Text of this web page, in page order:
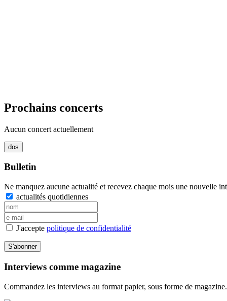
Prochains concerts
Aucun concert actuellement
Bulletin
Ne manquez aucune actualité et recevez chaque mois une nouvelle
actualités quotidiennes
J'accepte politique de confidentialité
S'abonner
Interviews comme magazine
Commandez les interviews au format papier, sous forme de magazine.